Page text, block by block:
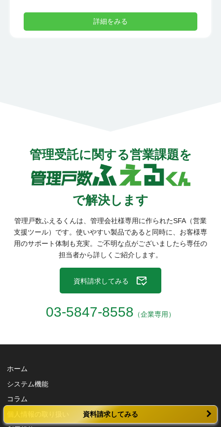
詳細をみる
資料請求してみる
管理受託に関する営業課題を
で解決します
管理戸数ふえるくんは、管理会社様専用に作られたSFA（営業
支援ツール）です。 使いやすい製品であると同時に、お客様専
用のサポート体制も充実。 ご不明な点がございましたら専任の
担当者から詳しくご紹介します。
資料請求してみる
03-5847-8558 （企業専用）
ホーム
システム機能
コラム
個人情報の取り扱い